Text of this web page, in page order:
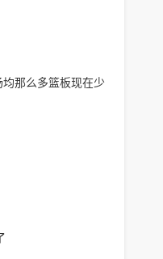
那么多篮板现在少